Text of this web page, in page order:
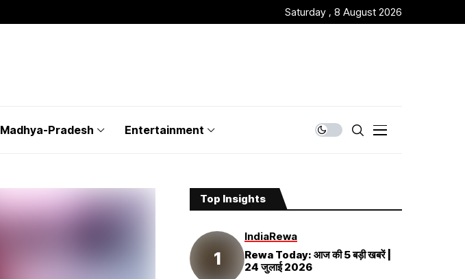
Saturday , 8 August 2026
Madhya-Pradesh Entertainment
Top Insights
IndiaRewa
Rewa Today: आज की 5 बड़ी खबरें |
24 जुलाई 2026